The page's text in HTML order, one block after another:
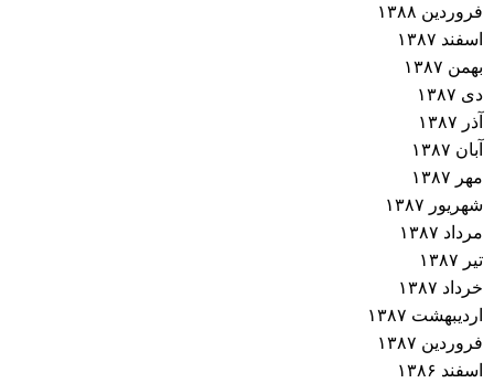
فروردین ۱۳۸۸
اسفند ۱۳۸۷
بهمن ۱۳۸۷
دی ۱۳۸۷
آذر ۱۳۸۷
آبان ۱۳۸۷
مهر ۱۳۸۷
شهریور ۱۳۸۷
مرداد ۱۳۸۷
تیر ۱۳۸۷
خرداد ۱۳۸۷
اردیبهشت ۱۳۸۷
فروردین ۱۳۸۷
اسفند ۱۳۸۶